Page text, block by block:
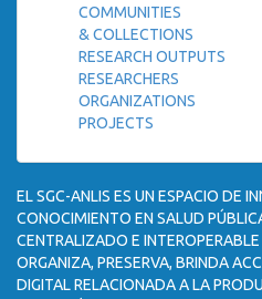
COMMUNITIES
& COLLECTIONS
RESEARCH OUTPUTS
RESEARCHERS
ORGANIZATIONS
PROJECTS
EL SGC-ANLIS ES UN ESPACIO DE
CONOCIMIENTO EN SALUD
CENTRALIZADO E
ORGANIZA, PRESERVA, BRINDA
DIGITAL RELACIONADA A LA